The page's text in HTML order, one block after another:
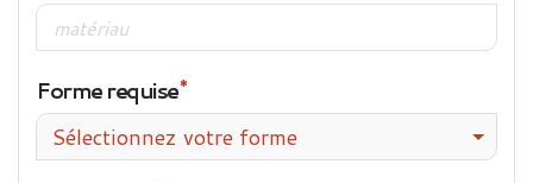
Forme requise
Sélectionnez votre forme